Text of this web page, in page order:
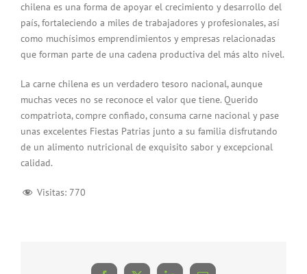
chilena es una forma de apoyar el crecimiento y desarrollo del
país, fortaleciendo a miles de trabajadores y profesionales, así
como muchísimos emprendimientos y empresas relacionadas
que forman parte de una cadena productiva del más alto nivel.
La carne chilena es un verdadero tesoro nacional, aunque
muchas veces no se reconoce el valor que tiene. Querido
compatriota, compre confiado, consuma carne nacional y pase
unas excelentes Fiestas Patrias junto a su familia disfrutando
de un alimento nutricional de exquisito sabor y excepcional
calidad.
Visitas: 770